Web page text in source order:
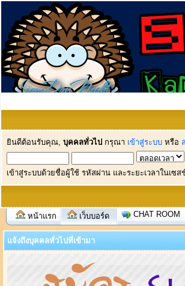
ยินดีต้อนรับคุณ, บุคคลทั่วไป กรุณา เข้าสู่ระบบ หรือ
เข้าสู่ระบบด้วยชื่อผู้ใช้ รหัสผ่าน และระยะเวลาในเซส
หน้าแรก เว็บบอร์ด CHAT ROOM
แจ้งถึงบุคคลทั่วไปที่เข้ามา